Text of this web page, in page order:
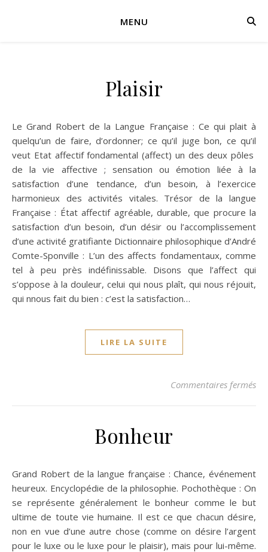
MENU
Plaisir
Le Grand Robert de la Langue Française : Ce qui plait à
quelqu’un de faire, d’ordonner; ce qu’il juge bon, ce qu’il
veut Etat affectif fondamental (affect) un des deux pôles
de la vie affective ; sensation ou émotion liée à la
satisfaction d’une tendance, d’un besoin, à l’exercice
harmonieux des activités vitales. Trésor de la langue
Française : État affectif agréable, durable, que procure la
satisfaction d’un besoin, d’un désir ou l’accomplissement
d’une activité gratifiante Dictionnaire philosophique d’André
Comte-Sponville : L’un des affects fondamentaux, comme
tel à peu près indéfinissable. Disons que l’affect qui
s’oppose à la douleur, celui qui nous plaît, qui nous réjouit,
qui nnous fait du bien : c’est la satisfaction…
LIRE LA SUITE
Commentaires fermés
Bonheur
Grand Robert de la langue française : Chance, événement
heureux. Encyclopédie de la philosophie. Pochothèque : On
se représente généralement le bonheur comme le but
ultime de toute vie humaine. Il est ce que chacun désire,
non en vue d’une autre chose (comme on désire l’argent
pour le luxe ou le luxe pour le plaisir), mais pour lui-même.